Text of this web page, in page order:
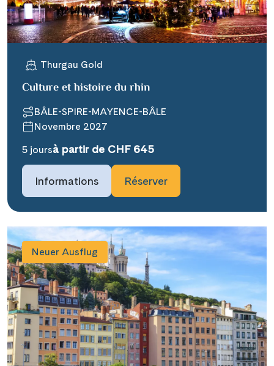
WhatsApp
Telegram
per E-Mail senden
Link kopieren
Thurgau Gold
Culture et histoire du rhin
BÂLE-SPIRE-MAYENCE-BÂLE
Novembre 2027
5 joursà partir de CHF 645
Informations Réserver
Neuer Ausflug